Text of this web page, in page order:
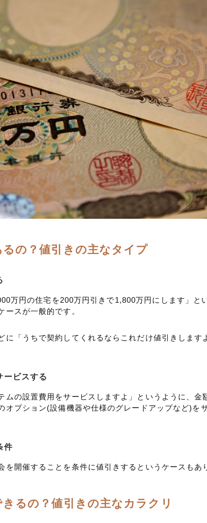
の？値引きの主なタイプ
万円の住宅を200万円引きで1,800万円にします」と
ースが一般的です。
に「うちで契約してくれるならこれだけ値引きします
ービスする
ムの設置費用をサービスしますよ」というように、金
オプション(設備機器や仕様のグレードアップなど)を
件
を開催することを条件に値引きするというケースもあ
るの？値引きの主なカラクリ